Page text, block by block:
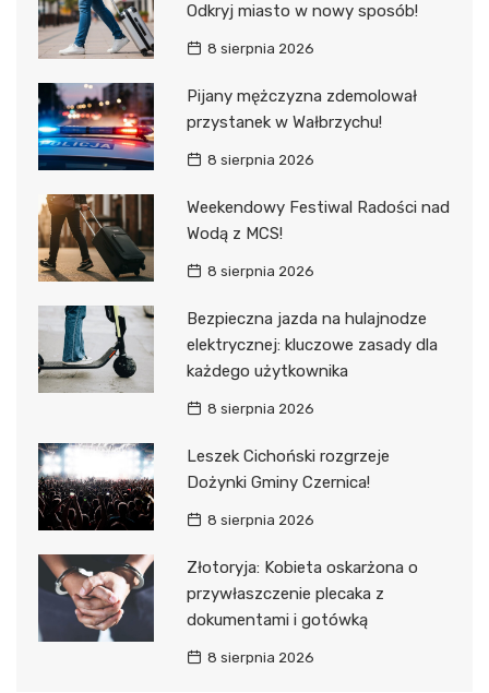
Odkryj miasto w nowy sposób!
8 sierpnia 2026
Pijany mężczyzna zdemolował
przystanek w Wałbrzychu!
8 sierpnia 2026
Weekendowy Festiwal Radości nad
Wodą z MCS!
8 sierpnia 2026
Bezpieczna jazda na hulajnodze
elektrycznej: kluczowe zasady dla
każdego użytkownika
8 sierpnia 2026
Leszek Cichoński rozgrzeje
Dożynki Gminy Czernica!
8 sierpnia 2026
Złotoryja: Kobieta oskarżona o
przywłaszczenie plecaka z
dokumentami i gotówką
8 sierpnia 2026